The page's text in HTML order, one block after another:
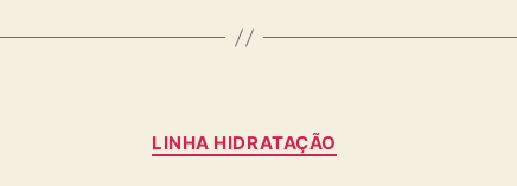
LINHA HIDRATAÇÃO